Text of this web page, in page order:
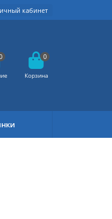
кабинет
0